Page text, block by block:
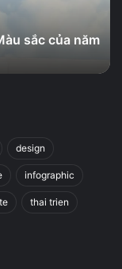
sắc của năm
design
infographic
thai trien